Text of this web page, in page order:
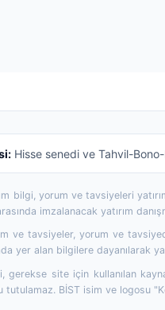
Hisse senedi ve Tahvil-
bilgi, yorum ve tavsiyeleri
imzalanacak yatırım
ve tavsiyeler, yorum ve
yer alan bilgilere dayanılarak
gerekse site için kullanılan
BİST isim ve logosu